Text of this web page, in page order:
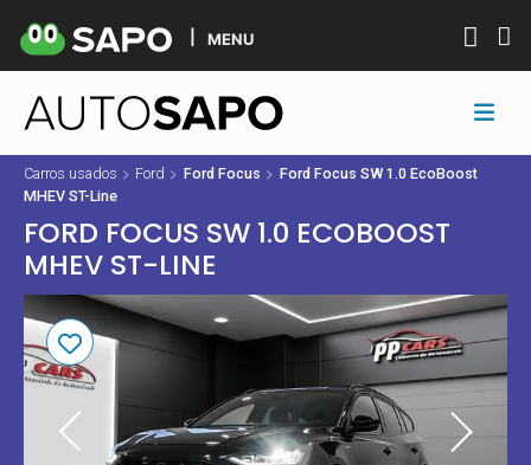
MENU
Carros usados Ford Ford Focus
Ford Focus SW 1.0 EcoBoost
MHEV ST-Line
FORD FOCUS SW 1.0 ECOBOOST
MHEV ST-LINE